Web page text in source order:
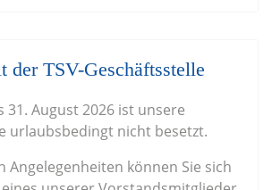
der TSV-Geschäftsstelle
31. August 2026 ist unsere
urlaubsbedingt nicht besetzt.
Angelegenheiten können Sie sich